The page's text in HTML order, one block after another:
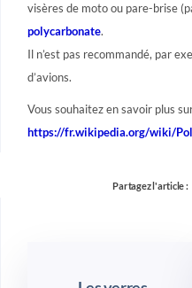
visères de moto ou pare-brise
polycarbonate.
Il n’est pas recommandé, par
d’avions.
Vous souhaitez en savoir plus
https://fr.wikipedia.org/wiki/
Partagez l'article :